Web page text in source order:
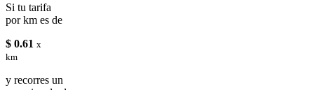
Si tu tarifa
por km es de
$ 0.61 x
km
y recorres un